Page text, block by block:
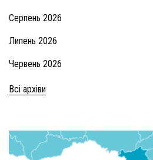
Серпень 2026
Липень 2026
Червень 2026
Всі архіви